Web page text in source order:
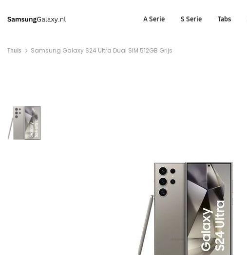
A Serie S Serie Tabs
Thuis Samsung Galaxy S24 Ultra Dual SIM 512GB Grijs